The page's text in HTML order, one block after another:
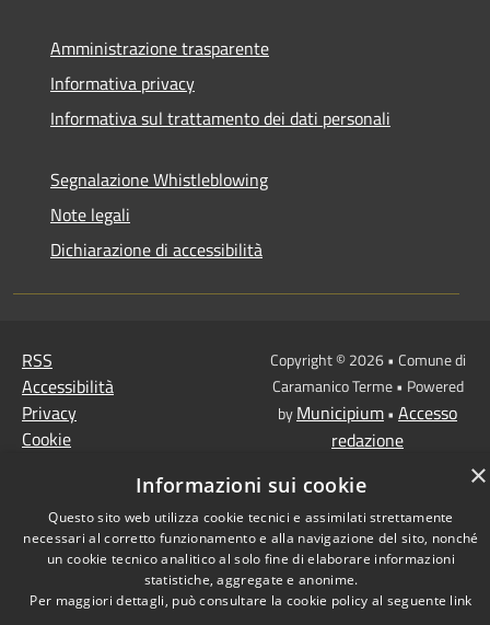
Amministrazione trasparente
Informativa privacy
Informativa sul trattamento dei dati personali
Segnalazione Whistleblowing
Note legali
Dichiarazione di accessibilità
RSS
Accessibilità
Privacy
Cookie
Copyright © 2026 • Comune di
Caramanico Terme • Powered
byMunicipium• Accesso
redazione
×
Informazioni sui cookie
Questo sito web utilizza cookie tecnici e assimilati strettamente
necessari al corretto funzionamento e alla navigazione del sito, nonché
un cookie tecnico analitico al solo fine di elaborare informazioni
statistiche, aggregate e anonime.
Per maggiori dettagli, può consultare la cookie policy al seguente link